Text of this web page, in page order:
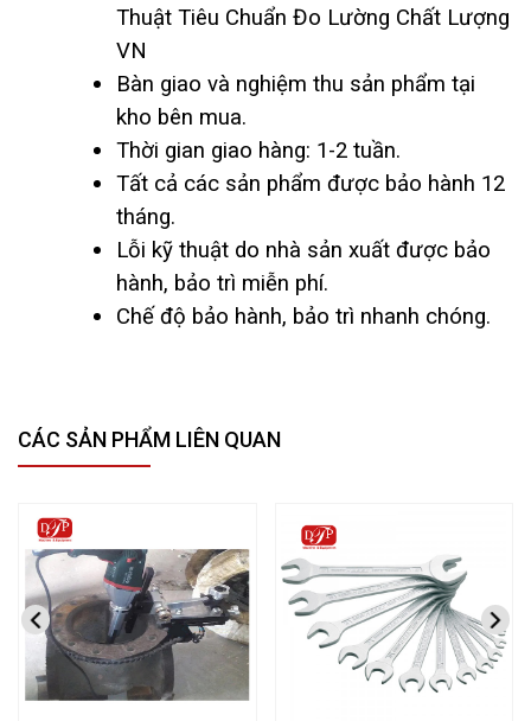
Thuật Tiêu Chuẩn Đo Lường Chất Lượng
VN
Bàn giao và nghiệm thu sản phẩm tại
kho bên mua.
Thời gian giao hàng: 1-2 tuần.
Tất cả các sản phẩm được bảo hành 12
tháng.
Lỗi kỹ thuật do nhà sản xuất được bảo
hành, bảo trì miễn phí.
Chế độ bảo hành, bảo trì nhanh chóng.
CÁC SẢN PHẨM LIÊN QUAN